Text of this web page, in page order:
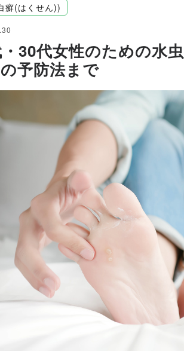
癬(はくせん))
30代女性のための水
予防法まで